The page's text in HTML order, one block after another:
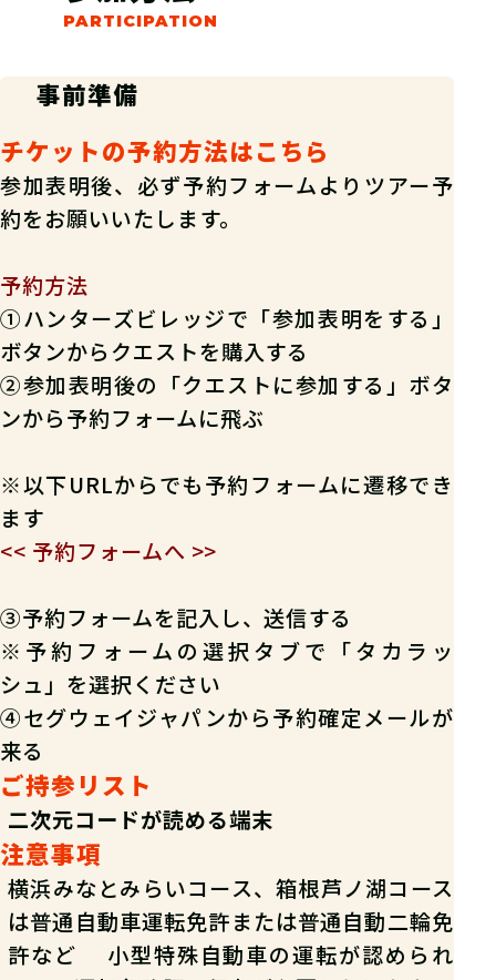
事前準備
チケットの予約方法はこちら
参加表明後、必ず予約フォームよりツアー予
約をお願いいたします。
予約方法
①ハンターズビレッジで「参加表明をする」
ボタンからクエストを購入する
②参加表明後の「クエストに参加する」ボタ
ンから予約フォームに飛ぶ
※以下URLからでも予約フォームに遷移でき
ます
<< 予約フォームへ >>
③予約フォームを記入し、送信する
※予約フォームの選択タブで「タカラッ
シュ」を選択ください
④セグウェイジャパンから予約確定メールが
来る
ご持参リスト
二次元コードが読める端末
注意事項
横浜みなとみらいコース、箱根芦ノ湖コース
は普通自動車運転免許または普通自動二輪免
許など 小型特殊自動車の運転が認められ